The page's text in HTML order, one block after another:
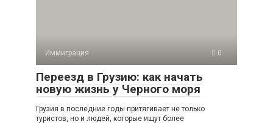
Иммиграция 0
Переезд в Грузию: как начать
новую жизнь у Черного моря
Грузия в последние годы притягивает не только
туристов, но и людей, которые ищут более